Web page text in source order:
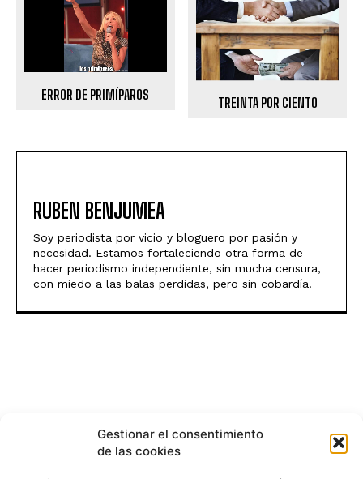
Gestionar el consentimiento
de las cookies
ERROR DE PRIMÍPAROS
TREINTA POR CIENTO
RUBEN BENJUMEA
Soy periodista por vicio y bloguero por pasión y
necesidad. Estamos fortaleciendo otra forma de
hacer periodismo independiente, sin mucha censura,
con miedo a las balas perdidas, pero sin cobardía.